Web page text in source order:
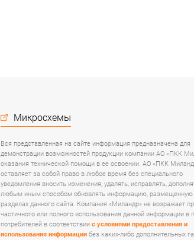
Микросхемы
Вся представленная на сайте информация предназначена для
демонстрации возможностей продукции компании АО «ПКК
оказания технической помощи в ее освоении. АО «ПКК
оставляет за собой право в любое время без специального
уведомления вносить изменения, удалять, исправлять,
любым иным способом обновлять информацию, размещенную
разделах данного сайта. Компания «Миландр» не возражает
частичного или полного использования данной информации в
потребителей в соответствии с условиями предоставления и
использования информации без каких-либо дополнительных